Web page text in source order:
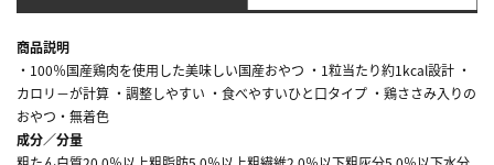
商品説明
・100％国産鶏肉を使用した美味しい国産おやつ ・1粒当たり約1kcal設計 ・
カロリ－が計算 ・調整しやすい ・食べやすいひと口タイプ ・鶏ささみ入りの
おやつ・無着色
成分／分量